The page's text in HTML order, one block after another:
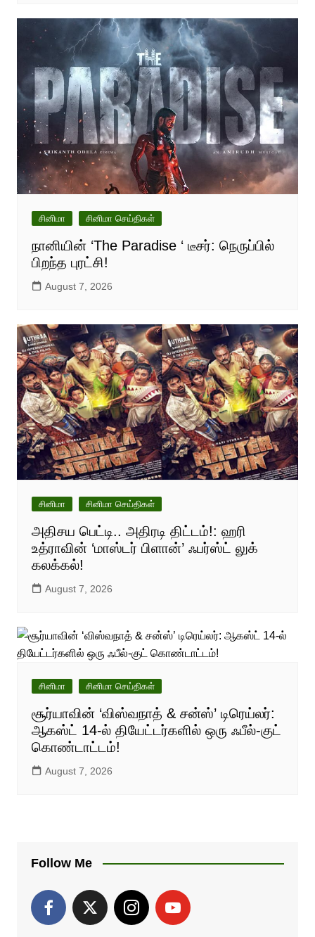
சினிமா சினிமா செய்திகள்
நானியின் ‘The Paradise ‘ டீசர்: நெருப்பில்
பிறந்த புரட்சி!
August 7, 2026
சினிமா சினிமா செய்திகள்
அதிசய பெட்டி.. அதிரடி திட்டம்!: ஹரி
உத்ராவின் ‘மாஸ்டர் பிளான்’ ஃபர்ஸ்ட் லுக்
கலக்கல்!
August 7, 2026
சினிமா சினிமா செய்திகள்
சூர்யாவின் ‘விஸ்வநாத் & சன்ஸ்’ டிரெய்லர்:
ஆகஸ்ட் 14-ல் தியேட்டர்களில் ஒரு ஃபீல்-குட்
கொண்டாட்டம்!
August 7, 2026
Follow Me